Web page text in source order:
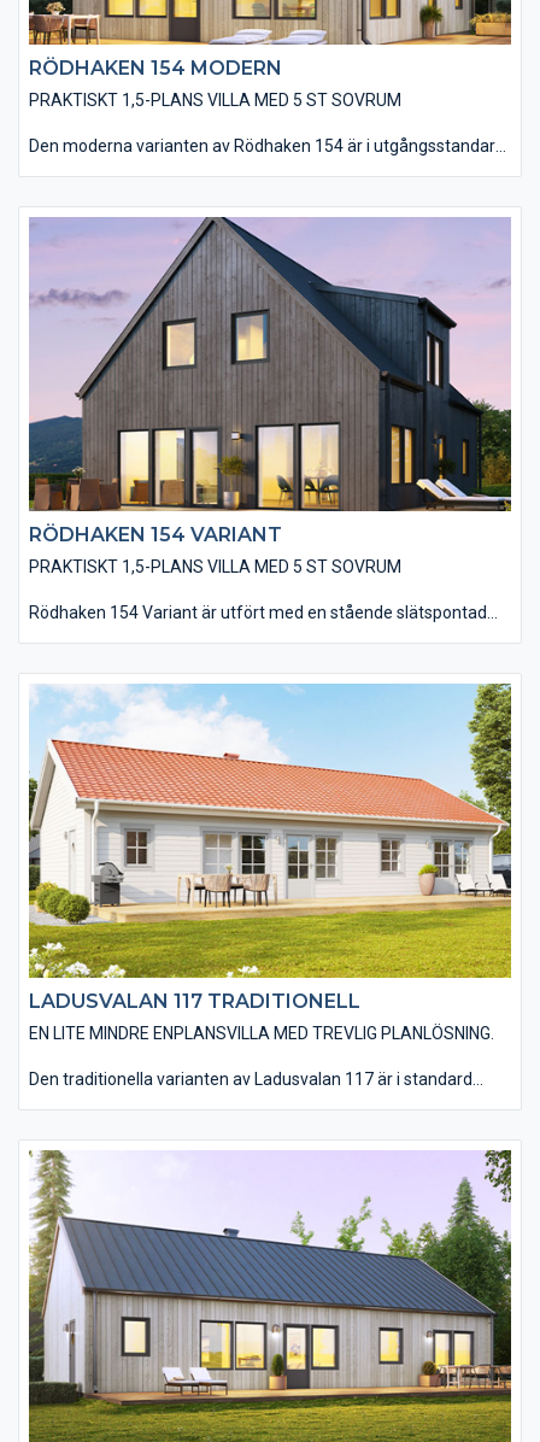
RÖDHAKEN 154 MODERN
PRAKTISKT 1,5-PLANS VILLA MED 5 ST SOVRUM
Den moderna varianten av Rödhaken 154 är i utgångsstandard
utan utvändiga dörr- och fönsterfoder samt knutbrädor, vilket
förstärker designen av ett modernt hus. Ni har en mängd
valmöjligheter när det kommer till material och utföranden som
t ex: träpaneltyper, takbeläggningar, fönstertyper mm för att få
till huset som just er husdröm ser ut.
RÖDHAKEN 154 VARIANT
PRAKTISKT 1,5-PLANS VILLA MED 5 ST SOVRUM
Rödhaken 154 Variant är utfört med en stående slätspontad
utan direkta takutsprång, som tillsammans med utförandet
utan foder- och knutbrädor ger huset ett modernt utseende.
Observera även att fönsterpartierna i vardagsrummet och vid
matplatsen går ner till golv – redan som standard. Ni har en
mängd valmöjligheter när det kommer till material och
utföranden som t ex: träpaneltyper, takbeläggningar,
fönstertyper mm för att få till huset som just er husdröm ser ut.
LADUSVALAN 117 TRADITIONELL
EN LITE MINDRE ENPLANSVILLA MED TREVLIG PLANLÖSNING.
Den traditionella varianten av Ladusvalan 117 är i standard
foder runt fönster och dörrar samt knutbrädor vid hushörnen.
Det finns även möjlighet till ett invändigt ryggåstak i
vardagsrum, kök, matplats och entré vilket ger huset en härlig
rymd. Du har en mängd valmöjligheter när det kommer till
material och utföranden. Välj bland olika träpaneltyper,
takbeläggningar, fönstertyper mm för att skapa just din
husdröm.